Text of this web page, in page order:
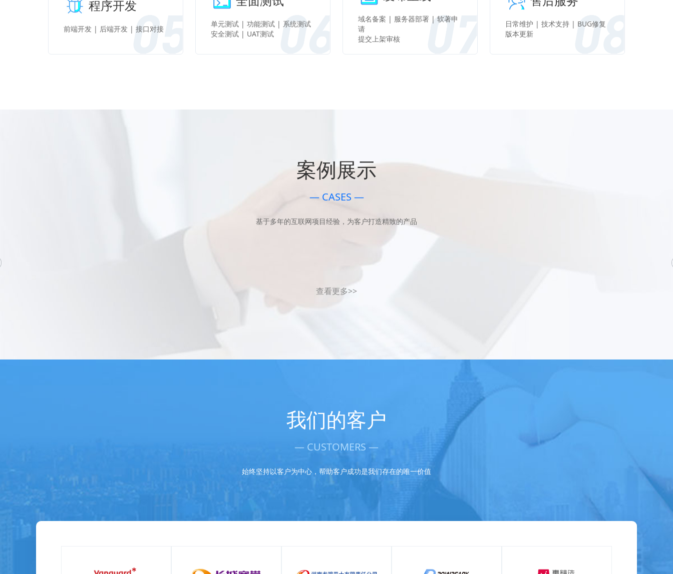
程序开发
前端开发 | 后端开发 | 接口对接
单元测试 | 功能测试 | 系统测试
安全测试 | UAT测试
域名备案 | 服务器部署 | 软著申
请
提交上架审核
日常维护 | 技术支持 | BUG修复
版本更新
案例展示
— CASES —
基于多年的互联网项目经验，为客户打造精致的产品
查看更多>>
我们的客户
— CUSTOMERS —
始终坚持以客户为中心，帮助客户成功是我们存在的唯一价值